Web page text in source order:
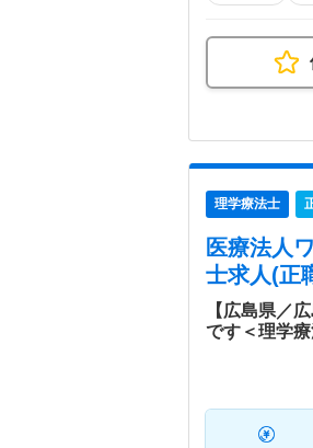
理学療法士
医療法人
士求人(正
【広島県／
です＜理学療